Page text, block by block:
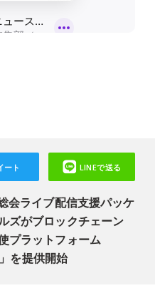
会ライブ配信支援パッケ
ズがブロックチェーン
プラットフォーム
を提供開始
ート LINEで送る